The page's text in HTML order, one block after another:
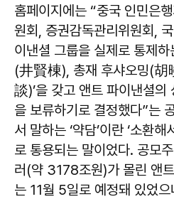
홈페이지에는 “중국 인민은
원회, 증권감독관리위원회,
이낸셜 그룹을 실제로 통제
(井賢棟), 총재 후샤오밍(胡
談)’을 갖고 앤트 파이낸셜의
을 보류하기로 결정했다”는
서 말하는 ‘약담’이란 ‘소환
로 통용되는 말이었다. 공모
러(약 3178조원)가 몰린 앤
는 11월 5일로 예정돼 있었